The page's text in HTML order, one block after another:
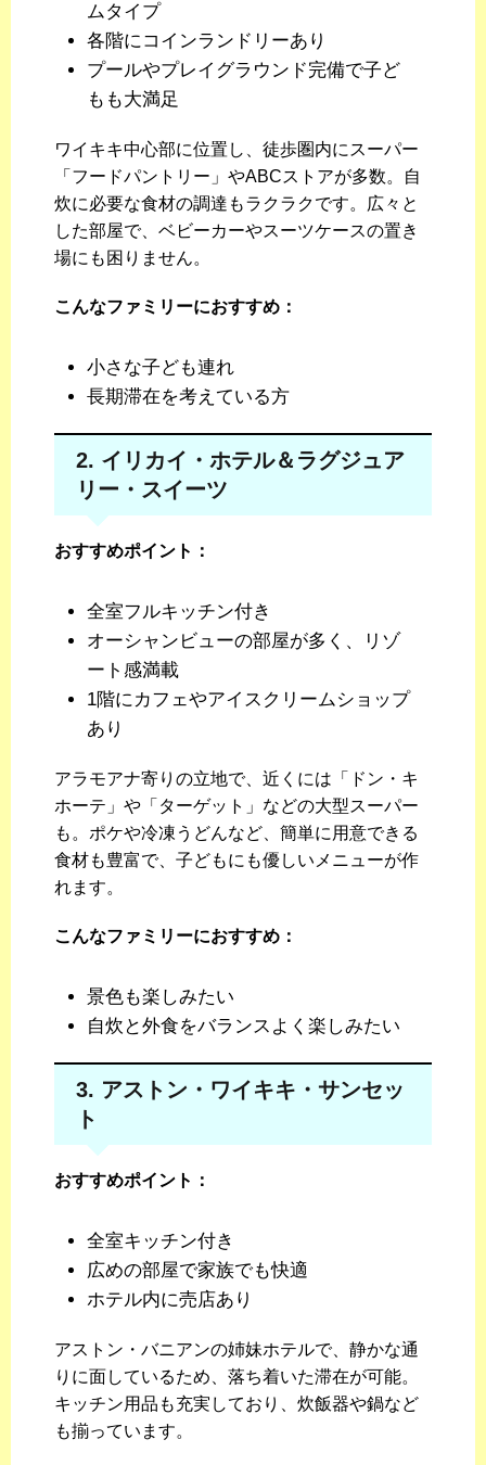
ムタイプ
各階にコインランドリーあり
プールやプレイグラウンド完備で子ど
もも大満足
ワイキキ中心部に位置し、徒歩圏内にスーパー
「フードパントリー」やABCストアが多数。自
炊に必要な食材の調達もラクラクです。広々と
した部屋で、ベビーカーやスーツケースの置き
場にも困りません。
こんなファミリーにおすすめ：
小さな子ども連れ
長期滞在を考えている方
2. イリカイ・ホテル＆ラグジュア
リー・スイーツ
おすすめポイント：
全室フルキッチン付き
オーシャンビューの部屋が多く、リゾ
ート感満載
1階にカフェやアイスクリームショップ
あり
アラモアナ寄りの立地で、近くには「ドン・キ
ホーテ」や「ターゲット」などの大型スーパー
も。ポケや冷凍うどんなど、簡単に用意できる
食材も豊富で、子どもにも優しいメニューが作
れます。
こんなファミリーにおすすめ：
景色も楽しみたい
自炊と外食をバランスよく楽しみたい
3. アストン・ワイキキ・サンセッ
ト
おすすめポイント：
全室キッチン付き
広めの部屋で家族でも快適
ホテル内に売店あり
アストン・バニアンの姉妹ホテルで、静かな通
りに面しているため、落ち着いた滞在が可能。
キッチン用品も充実しており、炊飯器や鍋など
も揃っています。